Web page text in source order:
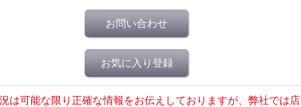
お問い合わせ
お気に入り登録
は可能な限り正確な情報をお伝えしておりますが、弊社では店